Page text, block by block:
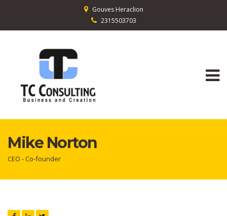
Gouves Heraclion
2315503703
Mike Norton
CEO - Co-founder